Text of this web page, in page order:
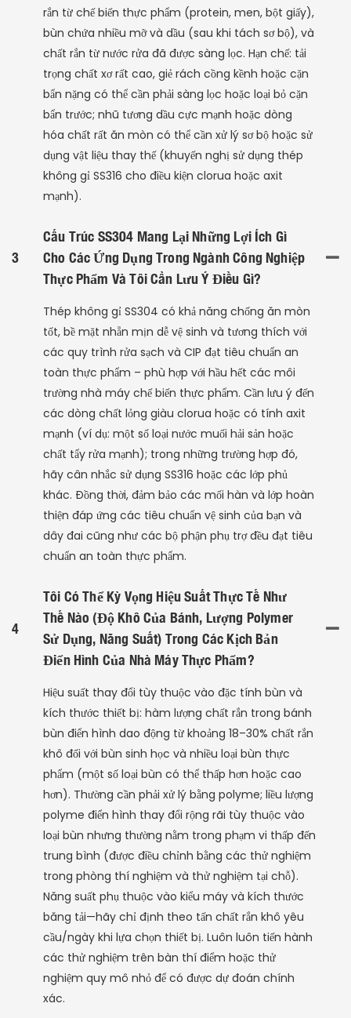
rắn từ chế biến thực phẩm (protein, men, bột giấy),
bùn chứa nhiều mỡ và dầu (sau khi tách sơ bộ), và
chất rắn từ nước rửa đã được sàng lọc. Hạn chế: tải
trọng chất xơ rất cao, giẻ rách cồng kềnh hoặc cặn
bẩn nặng có thể cần phải sàng lọc hoặc loại bỏ cặn
bẩn trước; nhũ tương dầu cực mạnh hoặc dòng
hóa chất rất ăn mòn có thể cần xử lý sơ bộ hoặc sử
dụng vật liệu thay thế (khuyến nghị sử dụng thép
không gỉ SS316 cho điều kiện clorua hoặc axit
mạnh).
3
Cấu Trúc SS304 Mang Lại Những Lợi Ích Gì
Cho Các Ứng Dụng Trong Ngành Công Nghiệp
Thực Phẩm Và Tôi Cần Lưu Ý Điều Gì?
Thép không gỉ SS304 có khả năng chống ăn mòn
tốt, bề mặt nhẵn mịn dễ vệ sinh và tương thích với
các quy trình rửa sạch và CIP đạt tiêu chuẩn an
toàn thực phẩm – phù hợp với hầu hết các môi
trường nhà máy chế biến thực phẩm. Cần lưu ý đến
các dòng chất lỏng giàu clorua hoặc có tính axit
mạnh (ví dụ: một số loại nước muối hải sản hoặc
chất tẩy rửa mạnh); trong những trường hợp đó,
hãy cân nhắc sử dụng SS316 hoặc các lớp phủ
khác. Đồng thời, đảm bảo các mối hàn và lớp hoàn
thiện đáp ứng các tiêu chuẩn vệ sinh của bạn và
dây đai cũng như các bộ phận phụ trợ đều đạt tiêu
chuẩn an toàn thực phẩm.
4
Tôi Có Thể Kỳ Vọng Hiệu Suất Thực Tế Như
Thế Nào (độ Khô Của Bánh, Lượng Polymer
Sử Dụng, Năng Suất) Trong Các Kịch Bản
Điển Hình Của Nhà Máy Thực Phẩm?
Hiệu suất thay đổi tùy thuộc vào đặc tính bùn và
kích thước thiết bị: hàm lượng chất rắn trong bánh
bùn điển hình dao động từ khoảng 18–30% chất rắn
khô đối với bùn sinh học và nhiều loại bùn thực
phẩm (một số loại bùn có thể thấp hơn hoặc cao
hơn). Thường cần phải xử lý bằng polyme; liều lượng
polyme điển hình thay đổi rộng rãi tùy thuộc vào
loại bùn nhưng thường nằm trong phạm vi thấp đến
trung bình (được điều chỉnh bằng các thử nghiệm
trong phòng thí nghiệm và thử nghiệm tại chỗ).
Năng suất phụ thuộc vào kiểu máy và kích thước
băng tải—hãy chỉ định theo tấn chất rắn khô yêu
cầu/ngày khi lựa chọn thiết bị. Luôn luôn tiến hành
các thử nghiệm trên bàn thí điểm hoặc thử
nghiệm quy mô nhỏ để có được dự đoán chính
xác.